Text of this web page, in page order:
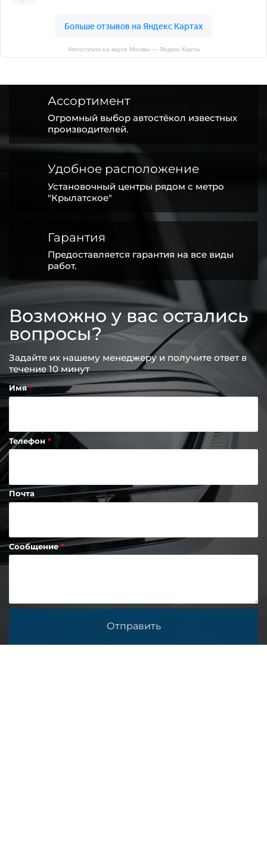
Автостекло на карте Москвы — Яндекс Карты
Ассортимент
Огромный выбор автостёкол известных
производителей.
Удобное расположение
Установочный центры рядом с метро
"Крылатское"
Гарантия
Предоставляется гарантия на все виды
работ.
Возможно у вас остались
вопросы?
Задайте их нашему менеджеру и получите ответ в
течение 10 минут
Имя
Телефон
Почта
Сообщение